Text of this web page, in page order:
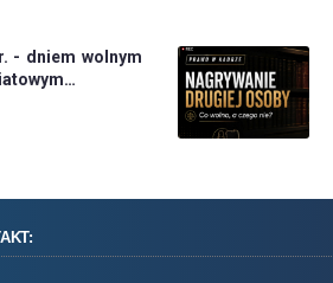
- dniem wolnym